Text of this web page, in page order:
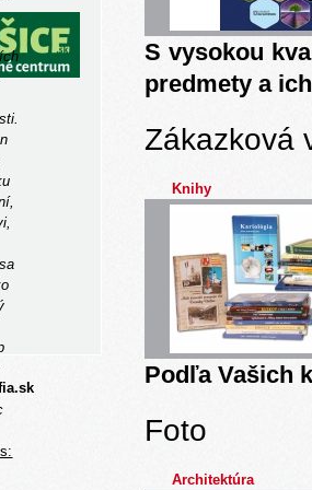
S vysokou
predmety a
Zákazková
Knihy
Podľa Vašich
Foto
Architektúra